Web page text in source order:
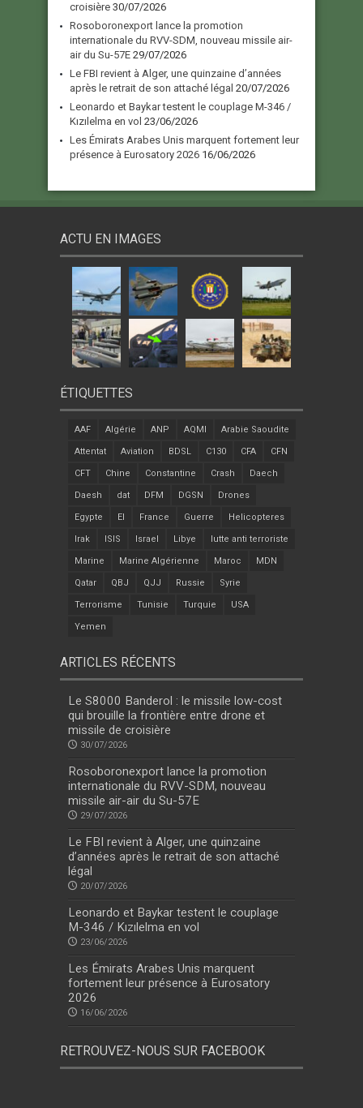
croisière 30/07/2026
Rosoboronexport lance la promotion
internationale du RVV-SDM, nouveau missile air-
air du Su-57E 29/07/2026
Le FBI revient à Alger, une quinzaine d’années
après le retrait de son attaché légal 20/07/2026
Leonardo et Baykar testent le couplage M-346 /
Kızılelma en vol 23/06/2026
Les Émirats Arabes Unis marquent fortement leur
présence à Eurosatory 2026 16/06/2026
ACTU EN IMAGES
ÉTIQUETTES
AAF Algérie ANP AQMI Arabie Saoudite
Attentat Aviation BDSL C130 CFA CFN
CFT Chine Constantine Crash Daech
Daesh dat DFM DGSN Drones
Egypte EI France Guerre Helicopteres
Irak ISIS Israel Libye lutte anti terroriste
Marine Marine Algérienne Maroc MDN
Qatar QBJ QJJ Russie Syrie
Terrorisme Tunisie Turquie USA
Yemen
ARTICLES RÉCENTS
Le S8000 Banderol : le missile low-cost
qui brouille la frontière entre drone et
missile de croisière
30/07/2026
Rosoboronexport lance la promotion
internationale du RVV-SDM, nouveau
missile air-air du Su-57E
29/07/2026
Le FBI revient à Alger, une quinzaine
d’années après le retrait de son attaché
légal
20/07/2026
Leonardo et Baykar testent le couplage
M-346 / Kızılelma en vol
23/06/2026
Les Émirats Arabes Unis marquent
fortement leur présence à Eurosatory
2026
16/06/2026
RETROUVEZ-NOUS SUR FACEBOOK